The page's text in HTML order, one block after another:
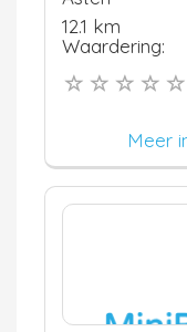
12.1 km
Waardering:
Meer